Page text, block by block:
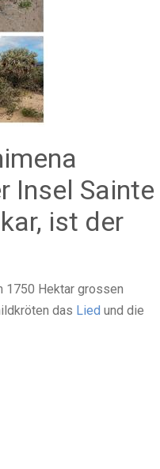
Insel Sainte
ist der
1750 Hektar grossen
das Lied und die